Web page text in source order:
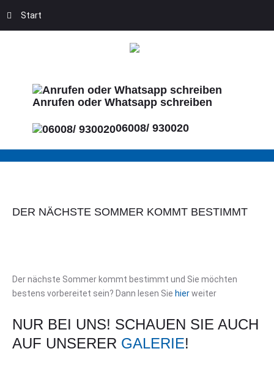
Anrufen oder Whatsapp schreiben
06008/ 930020
Start
DER NÄCHSTE SOMMER KOMMT BESTIMMT
Der nächste Sommer kommt bestimmt und Sie möchten
bestens vorbereitet sein? Dann lesen Sie hierweiter
NUR BEI UNS! SCHAUEN SIE AUCH
AUF UNSERER GALERIE!